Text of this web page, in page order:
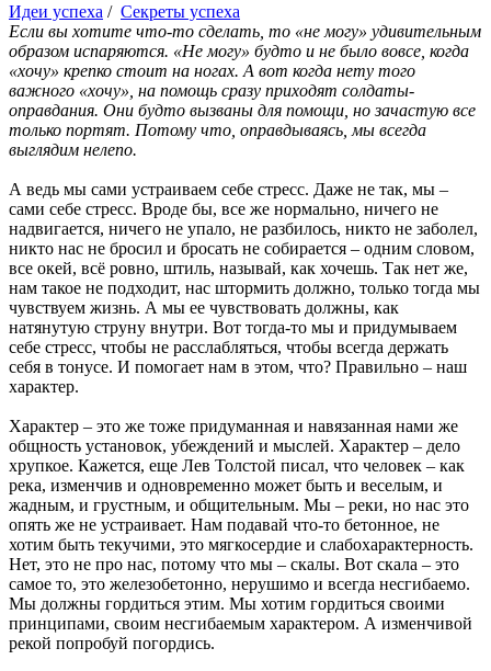
Идеи успеха / Секреты успеха
Если вы хотите что-то сделать, то «не могу» удивительным
образом испаряются. «Не могу» будто и не было вовсе, когда
«хочу» крепко стоит на ногах. А вот когда нету того
важного «хочу», на помощь сразу приходят солдаты-
оправдания. Они будто вызваны для помощи, но зачастую все
только портят. Потому что, оправдываясь, мы всегда
выглядим нелепо.
А ведь мы сами устраиваем себе стресс. Даже не так, мы –
сами себе стресс. Вроде бы, все же нормально, ничего не
надвигается, ничего не упало, не разбилось, никто не заболел,
никто нас не бросил и бросать не собирается – одним словом,
все окей, всё ровно, штиль, называй, как хочешь. Так нет же,
нам такое не подходит, нас штормить должно, только тогда мы
чувствуем жизнь. А мы ее чувствовать должны, как
натянутую струну внутри. Вот тогда-то мы и придумываем
себе стресс, чтобы не расслабляться, чтобы всегда держать
себя в тонусе. И помогает нам в этом, что? Правильно – наш
характер.
Характер – это же тоже придуманная и навязанная нами же
общность установок, убеждений и мыслей. Характер – дело
хрупкое. Кажется, еще Лев Толстой писал, что человек – как
река, изменчив и одновременно может быть и веселым, и
жадным, и грустным, и общительным. Мы – реки, но нас это
опять же не устраивает. Нам подавай что-то бетонное, не
хотим быть текучими, это мягкосердие и слабохарактерность.
Нет, это не про нас, потому что мы – скалы. Вот скала – это
самое то, это железобетонно, нерушимо и всегда несгибаемо.
Мы должны гордиться этим. Мы хотим гордиться своими
принципами, своим несгибаемым характером. А изменчивой
рекой попробуй погордись.